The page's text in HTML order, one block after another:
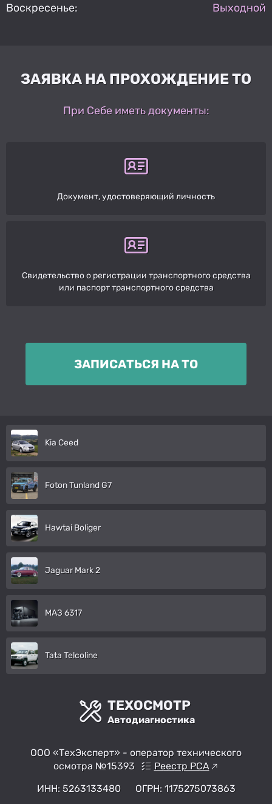
Воскресенье:
Выходной
ЗАЯВКА НА ПРОХОЖДЕНИЕ ТО
При Себе иметь документы:
Документ, удостоверяющий личность
Свидетельство о регистрации транспортного средства
или паспорт транспортного средства
ЗАПИСАТЬСЯ НА ТО
Kia Ceed
Foton Tunland G7
Hawtai Boliger
Jaguar Mark 2
МАЗ 6317
Tata Telcoline
ТЕХОСМОТР
Автодиагностика
ООО «ТехЭксперт» - оператор технического
осмотра №15393
Реестр РСА
ИНН: 5263133480
ОГРН: 1175275073863